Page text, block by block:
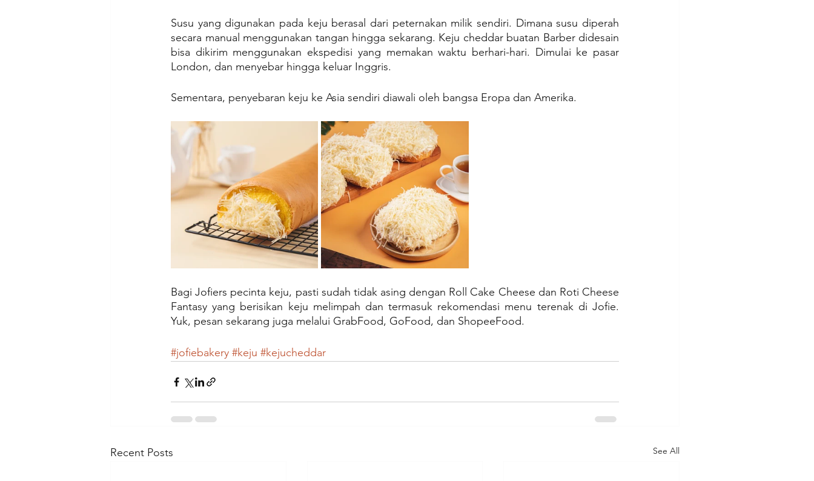
Susu yang digunakan pada keju berasal dari peternakan milik sendiri. Dimana susu diperah
secara manual menggunakan tangan hingga sekarang. Keju cheddar buatan Barber didesain
bisa dikirim menggunakan ekspedisi yang memakan waktu berhari-hari. Dimulai ke pasar
London, dan menyebar hingga keluar Inggris.
Sementara, penyebaran keju ke Asia sendiri diawali oleh bangsa Eropa dan Amerika.
Bagi Jofiers pecinta keju, pasti sudah tidak asing dengan Roll Cake Cheese dan Roti Cheese
Fantasy yang berisikan keju melimpah dan termasuk rekomendasi menu terenak di Jofie.
Yuk, pesan sekarang juga melalui GrabFood, GoFood, dan ShopeeFood.
#jofiebakery #keju #kejucheddar
Recent Posts See All